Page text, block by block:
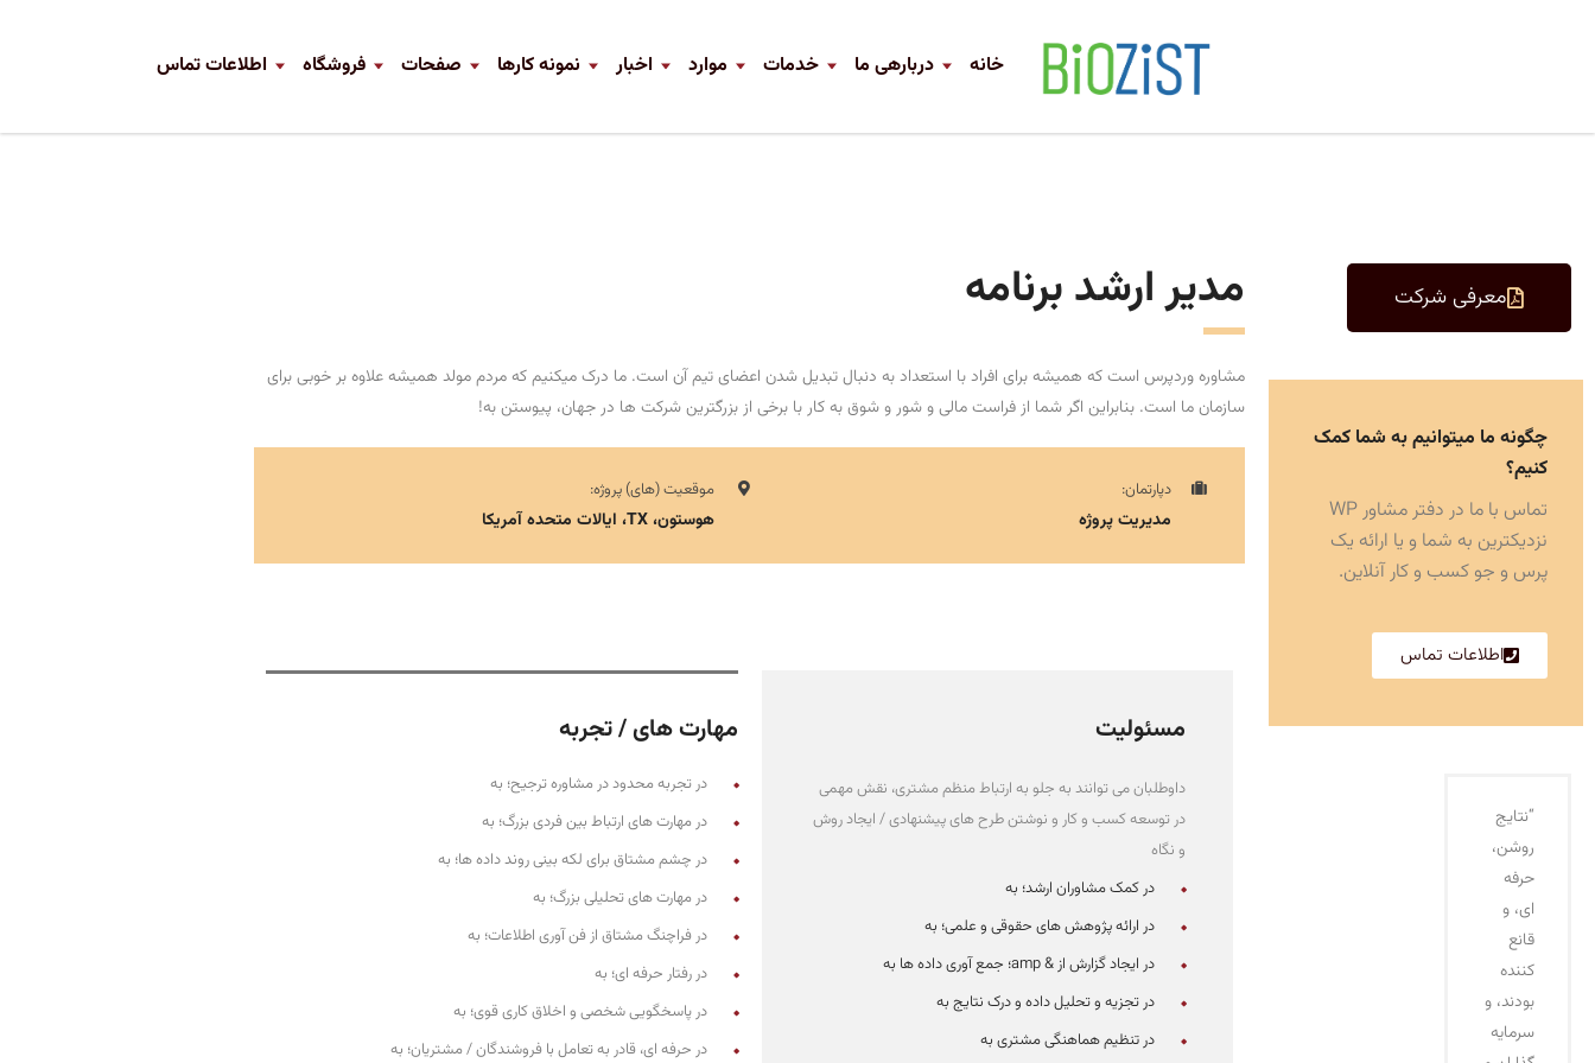
خانه دربارهی ما خدمات موارد اخبار نمونه کارها صفحات فروشگاه اطلاعات تماس
معرفی شرکت
چگونه ما میتوانیم به شما کمک
کنیم؟
تماس با ما در دفتر مشاور WP
نزدیکترین به شما و یا ارائه یک
پرس و جو کسب و کار آنلاین.
اطلاعات تماس
“نتایج
روشن،
حرفه
ای، و
قانع
کننده
بودند، و
سرمایه
مدیر ارشد برنامه
مشاوره وردپرس است که همیشه برای افراد با استعداد به دنبال تبدیل شدن اعضای تیم آن است. ما درک میکنیم که مردم مولد همیشه علاوه بر خوبی برای
سازمان ما است. بنابراین اگر شما از فراست مالی و شور و شوق به کار با برخی از بزرگترین شرکت ها در جهان، پیوستن به!
دپارتمان:
مدیریت پروژه
موقعیت (های) پروژه:
هوستون، TX، ایالات متحده آمریکا
مسئولیت
داوطلبان می توانند به جلو به ارتباط منظم مشتری، نقش مهمی
در توسعه کسب و کار و نوشتن طرح های پیشنهادی / ایجاد روش
و نگاه
در کمک مشاوران ارشد؛ به
در ارائه پژوهش های حقوقی و علمی؛ به
در ایجاد گزارش از & amp؛ جمع آوری داده ها به
در تجزیه و تحلیل داده و درک نتایج به
در تنظیم هماهنگی مشتری به
مهارت های / تجربه
در تجربه محدود در مشاوره ترجیح؛ به
در مهارت های ارتباط بین فردی بزرگ؛ به
در چشم مشتاق برای لکه بینی روند داده ها؛ به
در مهارت های تحلیلی بزرگ؛ به
در فراچنگ مشتاق از فن آوری اطلاعات؛ به
در رفتار حرفه ای؛ به
در پاسخگویی شخصی و اخلاق کاری قوی؛ به
در حرفه ای، قادر به تعامل با فروشندگان / مشتریان؛ به